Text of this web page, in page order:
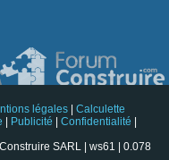
légales
Calculette
Publicité Confidentialité
SARL | ws61 | 0.078